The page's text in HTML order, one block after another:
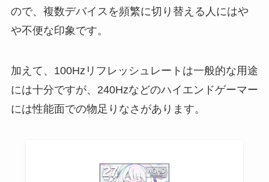
ので、複数デバイスを頻繁に切り替える人にはや
や不便な印象です。
加えて、100Hzリフレッシュレートは一般的な用途
には十分ですが、240Hzなどのハイエンドゲーマー
には性能面での物足りなさがあります。